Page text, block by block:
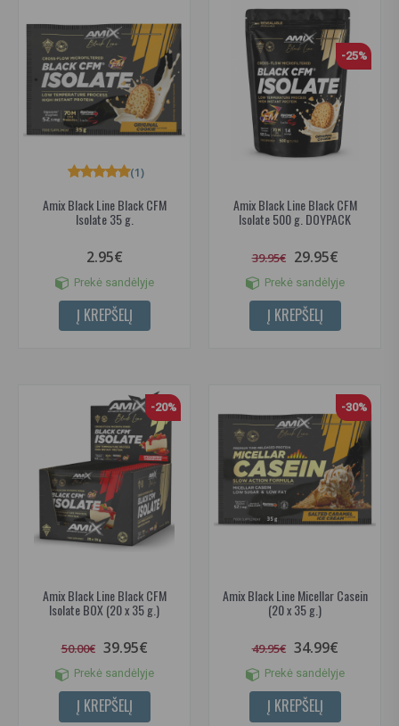
Amix Black Line Black CFM
Isolate 35 g.
(1)
2.95€
Prekė sandėlyje
Į KREPŠELĮ
-25%
Amix Black Line Black CFM
Isolate 500 g. DOYPACK
39.95€ 29.95€
Prekė sandėlyje
Į KREPŠELĮ
-20%
Amix Black Line Black CFM
Isolate BOX (20 x 35 g.)
50.00€ 39.95€
Prekė sandėlyje
Į KREPŠELĮ
-30%
Amix Black Line Micellar Casein
(20 x 35 g.)
49.95€ 34.99€
Prekė sandėlyje
Į KREPŠELĮ